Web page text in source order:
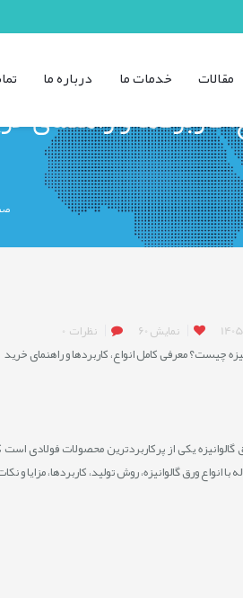
مقالات خدمات ما درباره ما
و راهنمای
نمایش نظرات
چیست؟ معرفی کامل انواع، کاربردها و راهنمای خرید
گالوانیزه یکی از پرکاربردترین محصولات فولادی
با انواع ورق گالوانیزه، روش تولید، کاربردها، مزایا